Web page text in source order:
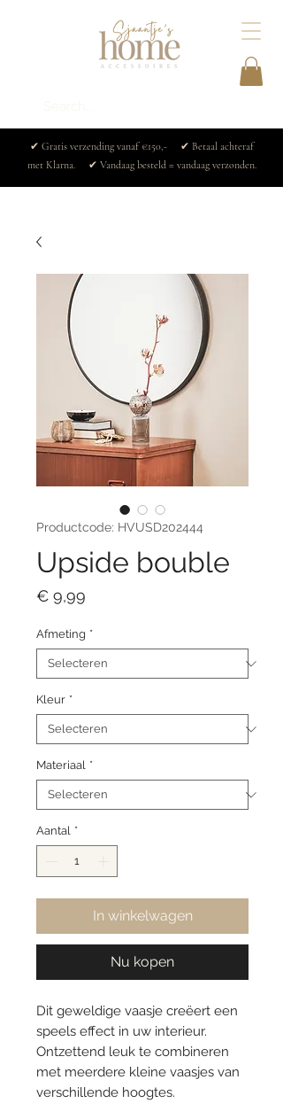
✔ Gratis verzending vanaf €150,- ✔ Betaal achteraf
met Klarna. ✔ Vandaag besteld = vandaag verzonden.
Productcode: HVUSD202444
Upside bouble
€ 9,99
Afmeting *
Kleur *
Materiaal *
Aantal *
In winkelwagen
Nu kopen
Dit geweldige vaasje creëert een
speels effect in uw interieur.
Ontzettend leuk te combineren
met meerdere kleine vaasjes van
verschillende hoogtes.